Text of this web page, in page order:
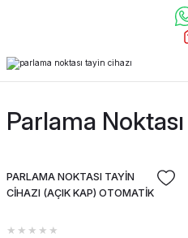
Parlama
PARLAMA NOKTASI TAYİN
CİHAZI (AÇIK KAP) OTOMATİK